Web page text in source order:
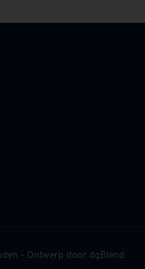
- Ontwerp door dgBlend